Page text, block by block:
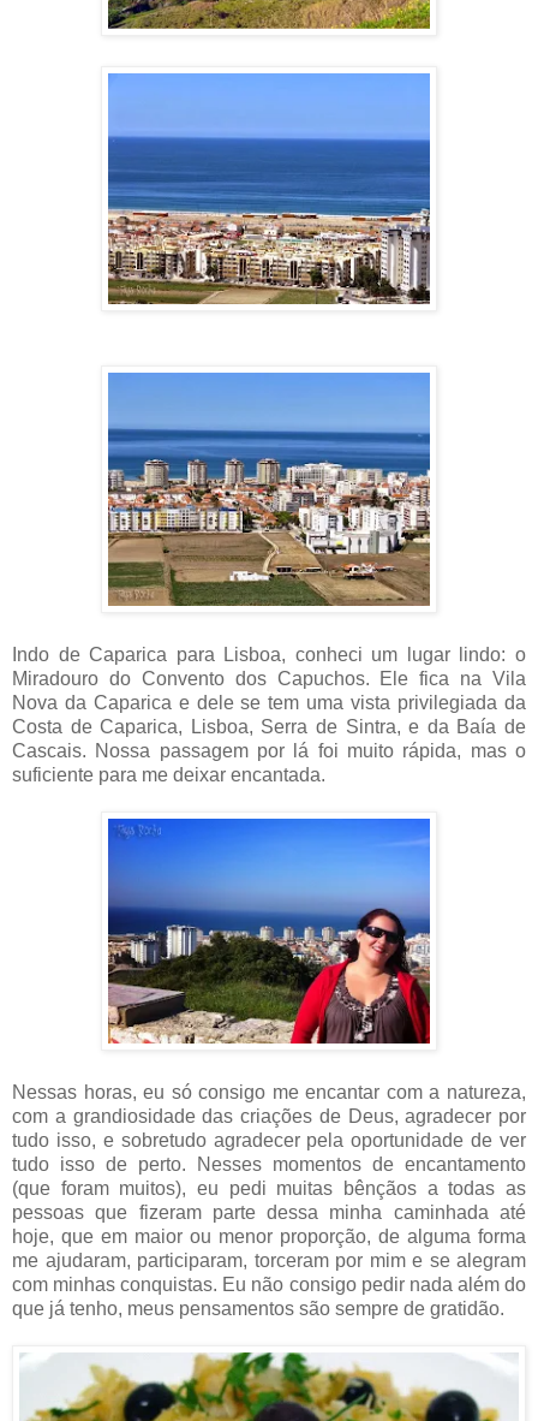
Indo de Caparica para Lisboa, conheci um lugar lindo: o
Miradouro do Convento dos Capuchos. Ele fica na Vila
Nova da Caparica e dele se tem uma vista privilegiada da
Costa de Caparica, Lisboa, Serra de Sintra, e da Baía de
Cascais. Nossa passagem por lá foi muito rápida, mas o
suficiente para me deixar encantada.
Nessas horas, eu só consigo me encantar com a natureza,
com a grandiosidade das criações de Deus, agradecer por
tudo isso, e sobretudo agradecer pela oportunidade de ver
tudo isso de perto. Nesses momentos de encantamento
(que foram muitos), eu pedi muitas bênçãos a todas as
pessoas que fizeram parte dessa minha caminhada até
hoje, que em maior ou menor proporção, de alguma forma
me ajudaram, participaram, torceram por mim e se alegram
com minhas conquistas. Eu não consigo pedir nada além do
que já tenho, meus pensamentos são sempre de gratidão.